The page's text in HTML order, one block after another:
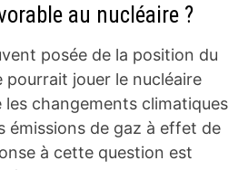
au nucléaire ?
posée de la position du
pourrait jouer le nucléaire
changements climatiques
émissions de gaz à effet de
à cette question est